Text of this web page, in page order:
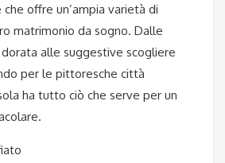
offre un’ampia varietà di
matrimonio da sogno. Dalle
alle suggestive scogliere
per le pittoresche città
ha tutto ciò che serve per un